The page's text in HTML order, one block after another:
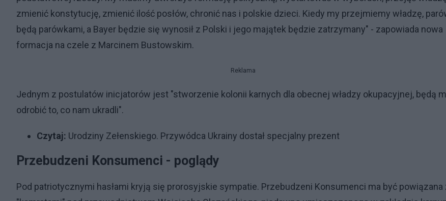
zmienić konstytucję, zmienić ilość posłów, chronić nas i polskie dzieci. Kiedy my przejmiemy władzę,
będą parówkami, a Bayer będzie się wynosił z Polski i jego majątek będzie zatrzymany" - zapowiada nowa
formacja na czele z Marcinem Bustowskim.
Reklama
Jednym z postulatów inicjatorów jest "stworzenie kolonii karnych dla obecnej władzy okupacyjnej, będą
odrobić to, co nam ukradli".
Czytaj: Urodziny Zełenskiego. Przywódca Ukrainy dostał specjalny prezent
Przebudzeni Konsumenci - poglądy
Pod patriotycznymi hasłami kryją się prorosyjskie sympatie. Przebudzeni Konsumenci ma być powiązana